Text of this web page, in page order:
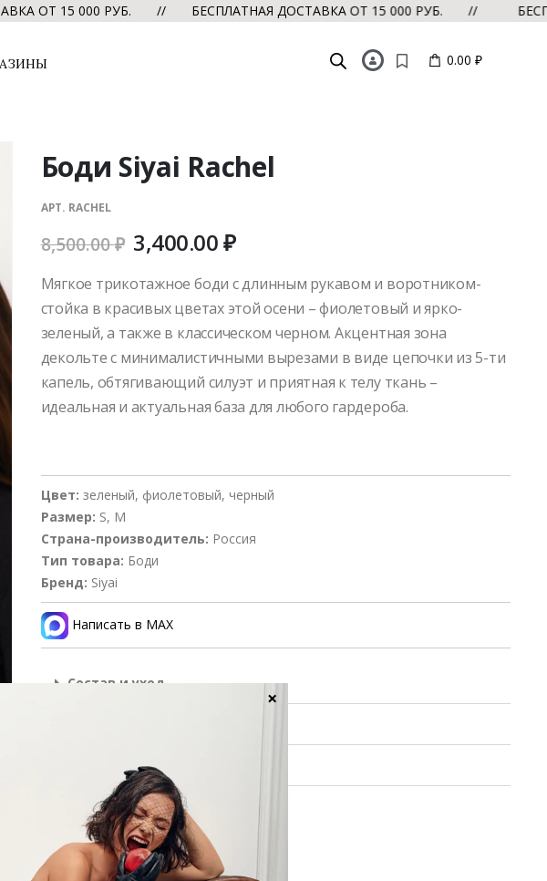
ОТ 15 000 РУБ. // БЕСПЛАТНАЯ ДОСТАВКА ОТ 15 000 РУБ. //
0.00 ₽
Боди Siyai Rachel
АРТ. RACHEL
8,500.00₽ 3,400.00₽
Мягкое трикотажное боди с длинным рукавом и воротником-
стойка в красивых цветах этой осени – фиолетовый и ярко-
зеленый, а также в классическом черном. Акцентная зона
декольте с минималистичными вырезами в виде цепочки из 5-ти
капель, обтягивающий силуэт и приятная к телу ткань –
идеальная и актуальная база для любого гардероба.
Цвет: зеленый, фиолетовый, черный
Размер: S, M
Страна-производитель: Россия
Тип товара: Боди
Бренд: Siyai
Написать в MAX
Состав и уход
Возврат и обмен
РАЗМЕР S M
×